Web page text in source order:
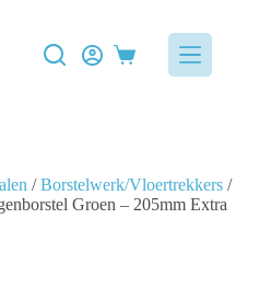
/Borstelwerk/Vloertrekkers/
Groen – 205mm Extra